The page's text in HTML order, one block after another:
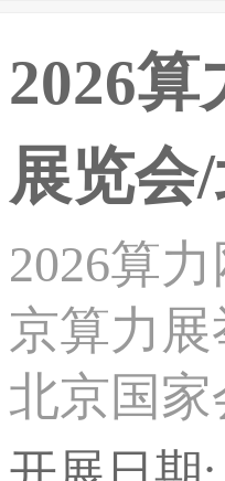
新能源
2026
展览会
2026算
京算力展
北京国
与人工